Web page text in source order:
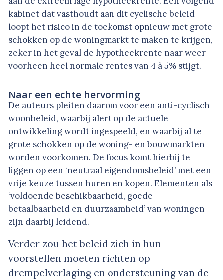
kabinet dat vasthoudt aan dit cyclische beleid
loopt het risico in de toekomst opnieuw met grote
schokken op de woningmarkt te maken te krijgen,
zeker in het geval de hypotheekrente naar weer
voorheen heel normale rentes van 4 à 5% stijgt.
Naar een echte hervorming
De auteurs pleiten daarom voor een anti-cyclisch
woonbeleid, waarbij alert op de actuele
ontwikkeling wordt ingespeeld, en waarbij al te
grote schokken op de woning- en bouwmarkten
worden voorkomen. De focus komt hierbij te
liggen op een ‘neutraal eigendomsbeleid’ met een
vrije keuze tussen huren en kopen. Elementen als
‘voldoende beschikbaarheid, goede
betaalbaarheid en duurzaamheid’ van woningen
zijn daarbij leidend.
Verder zou het beleid zich in hun
voorstellen moeten richten op
drempelverlaging en ondersteuning van de